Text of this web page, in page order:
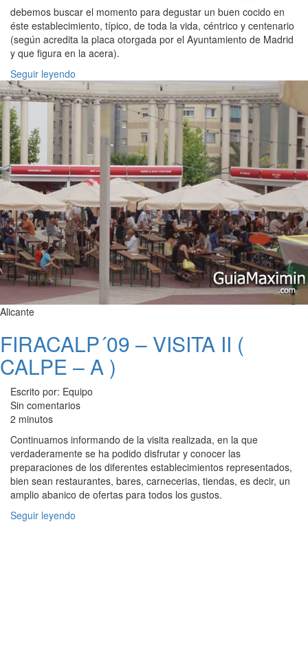
debemos buscar el momento para degustar un buen cocido en
éste establecimiento, típico, de toda la vida, céntrico y centenario
(según acredita la placa otorgada por el Ayuntamiento de Madrid
y que figura en la acera).
Seguir leyendo
Alicante
FIRACALP´09 – VISITA II (
CALPE – A )
Escrito por: Equipo
Sin comentarios
2 minutos
Continuamos informando de la visita realizada, en la que
verdaderamente se ha podido disfrutar y conocer las
preparaciones de los diferentes establecimientos representados,
bien sean restaurantes, bares, carnecerias, tiendas, es decir, un
amplio abanico de ofertas para todos los gustos.
Seguir leyendo